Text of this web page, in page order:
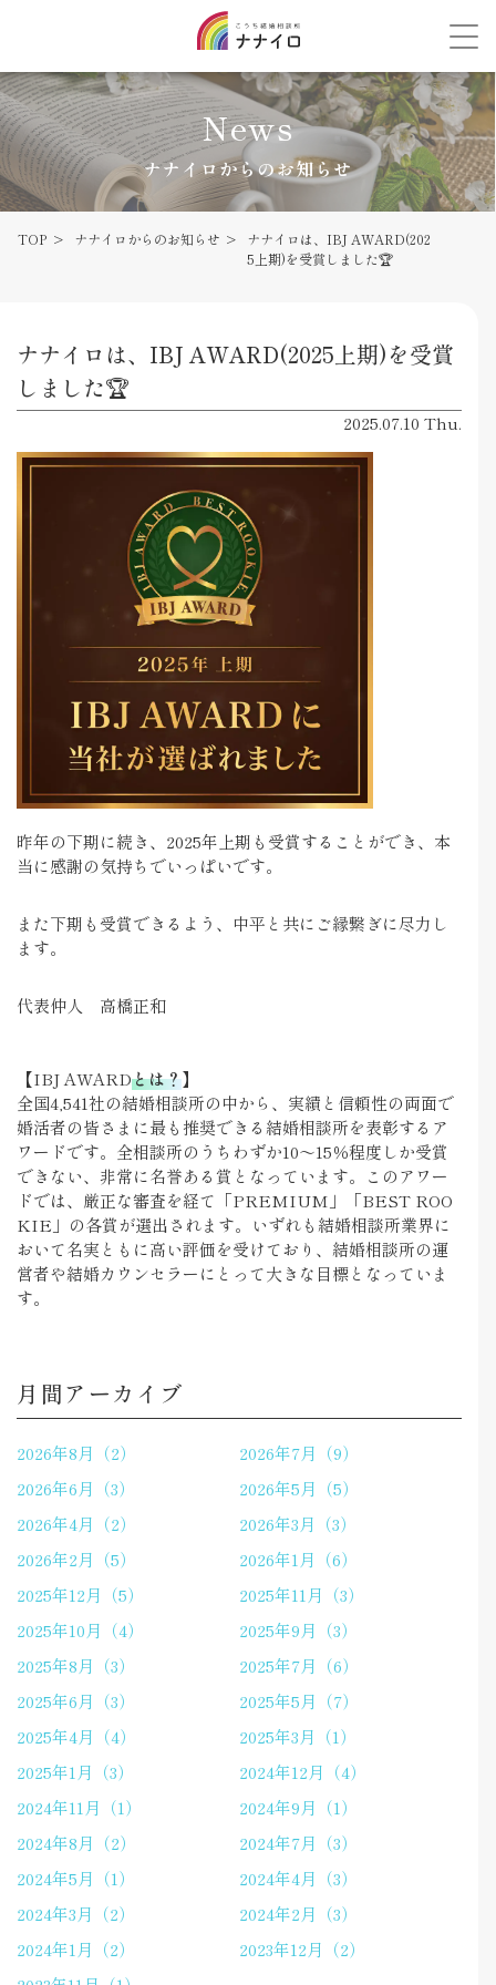
News
ナナイロからのお知らせ
TOP ナナイロからのお知らせ
ナナイロは、IBJ AWARD(202
5上期)を受賞しました🏆
ナナイロは、IBJ AWARD(2025上期)を受賞
しました🏆
2025.07.10 Thu.
昨年の下期に続き、2025年上期も受賞することができ、本
当に感謝の気持ちでいっぱいです。
また下期も受賞できるよう、中平と共にご縁繋ぎに尽力し
ます。
代表仲人 高橋正和
【IBJ AWARDとは？】
全国4,541社の結婚相談所の中から、 実績と信頼性の両面で
婚活者の皆さまに最も推奨できる 結婚相談所を表彰するア
ワードです。 全相談所のうちわずか10～15％程度しか受賞
できない、非常に名誉ある賞 となっています。このアワー
ドでは、厳正な審査を経て「PREMIUM」「BEST ROO
KIE」の各賞が選出されます。いずれも結婚相談所業界に
おいて名実ともに高い評価を受けており、結婚相談所の運
営者や結婚カウンセラーにとって大きな目標となっていま
す。
月間アーカイブ
2026年8月（2）
2026年7月（9）
2026年6月（3）
2026年5月（5）
2026年4月（2）
2026年3月（3）
2026年2月（5）
2026年1月（6）
2025年12月（5）
2025年11月（3）
2025年10月（4）
2025年9月（3）
2025年8月（3）
2025年7月（6）
2025年6月（3）
2025年5月（7）
2025年4月（4）
2025年3月（1）
2025年1月（3）
2024年12月（4）
2024年11月（1）
2024年9月（1）
2024年8月（2）
2024年7月（3）
2024年5月（1）
2024年4月（3）
2024年3月（2）
2024年2月（3）
2024年1月（2）
2023年12月（2）